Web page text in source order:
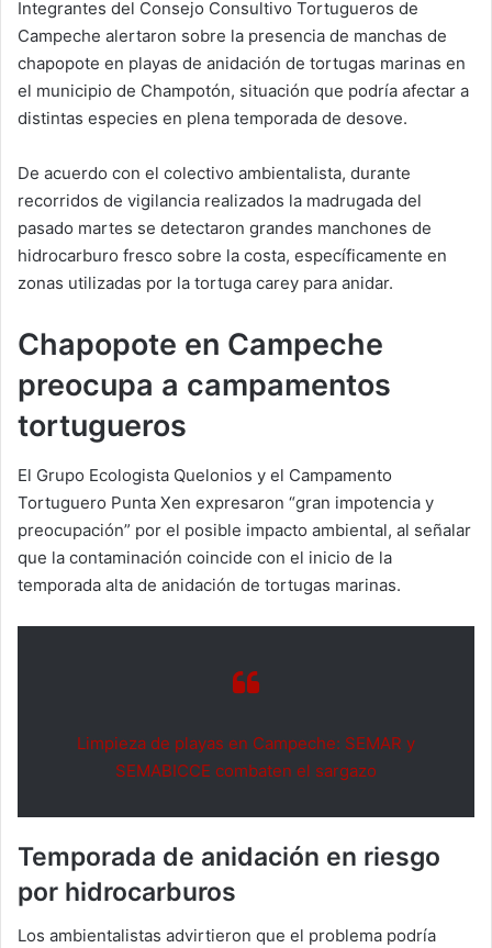
Integrantes del Consejo Consultivo Tortugueros de
Campeche alertaron sobre la presencia de manchas de
chapopote en playas de anidación de tortugas marinas en
el municipio de Champotón, situación que podría afectar a
distintas especies en plena temporada de desove.
De acuerdo con el colectivo ambientalista, durante
recorridos de vigilancia realizados la madrugada del
pasado martes se detectaron grandes manchones de
hidrocarburo fresco sobre la costa, específicamente en
zonas utilizadas por la tortuga carey para anidar.
Chapopote en Campeche
preocupa a campamentos
tortugueros
El Grupo Ecologista Quelonios y el Campamento
Tortuguero Punta Xen expresaron “gran impotencia y
preocupación” por el posible impacto ambiental, al señalar
que la contaminación coincide con el inicio de la
temporada alta de anidación de tortugas marinas.
Limpieza de playas en Campeche: SEMAR y
SEMABICCE combaten el sargazo
Temporada de anidación en riesgo
por hidrocarburos
Los ambientalistas advirtieron que el problema podría